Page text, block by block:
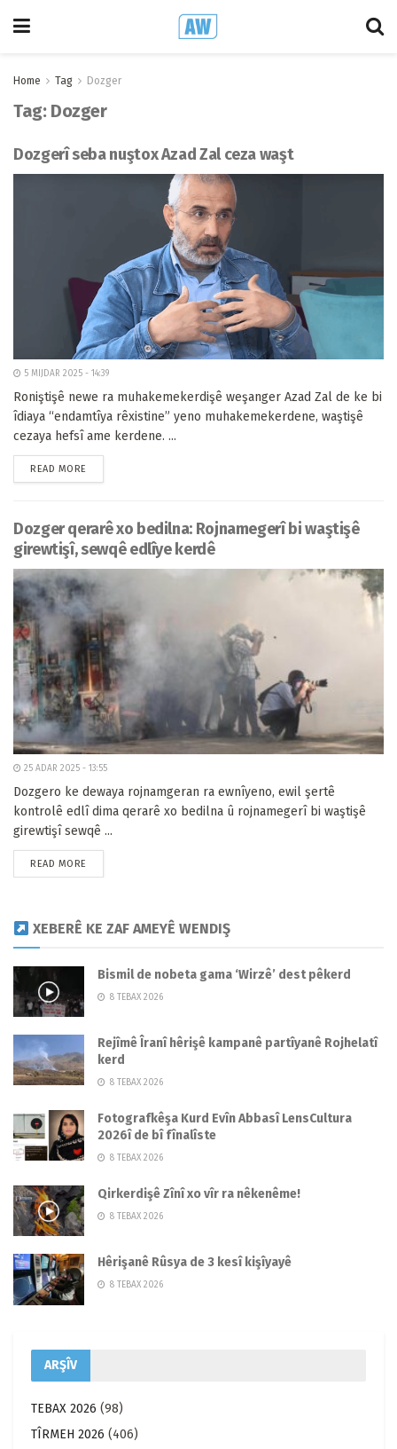
Home Tag Dozger
Tag: Dozger
Dozgerî seba nuştox Azad Zal ceza waşt
5 MIJDAR 2025 - 14:39
Roniştişê newe ra muhakemekerdişê weşanger Azad Zal de ke bi
îdiaya “endamtîya rêxistine” yeno muhakemekerdene, waştişê
cezaya hefsî ame kerdene. ...
READ MORE
Dozger qerarê xo bedilna: Rojnamegerî bi waştişê
girewtişî, sewqê edlîye kerdê
25 ADAR 2025 - 13:55
Dozgero ke dewaya rojnamgeran ra ewnîyeno, ewil şertê
kontrolê edlî dima qerarê xo bedilna û rojnamegerî bi waştişê
girewtişî sewqê ...
READ MORE
XEBERÊ KE ZAF AMEYÊ WENDIŞ
Bismil de nobeta gama ‘Wirzê’ dest pêkerd
8 TEBAX 2026
Rejîmê Îranî hêrişê kampanê partîyanê Rojhelatî
kerd
8 TEBAX 2026
Fotografkêşa Kurd Evîn Abbasî LensCultura
2026î de bî fînalîste
8 TEBAX 2026
Qirkerdişê Zînî xo vîr ra nêkenême!
8 TEBAX 2026
Hêrişanê Rûsya de 3 kesî kişîyayê
8 TEBAX 2026
ARŞÎV
TEBAX 2026 (98)
TÎRMEH 2026 (406)